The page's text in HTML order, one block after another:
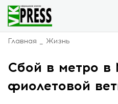
Главная Жизнь
Сбой в метро в
фиолетовой